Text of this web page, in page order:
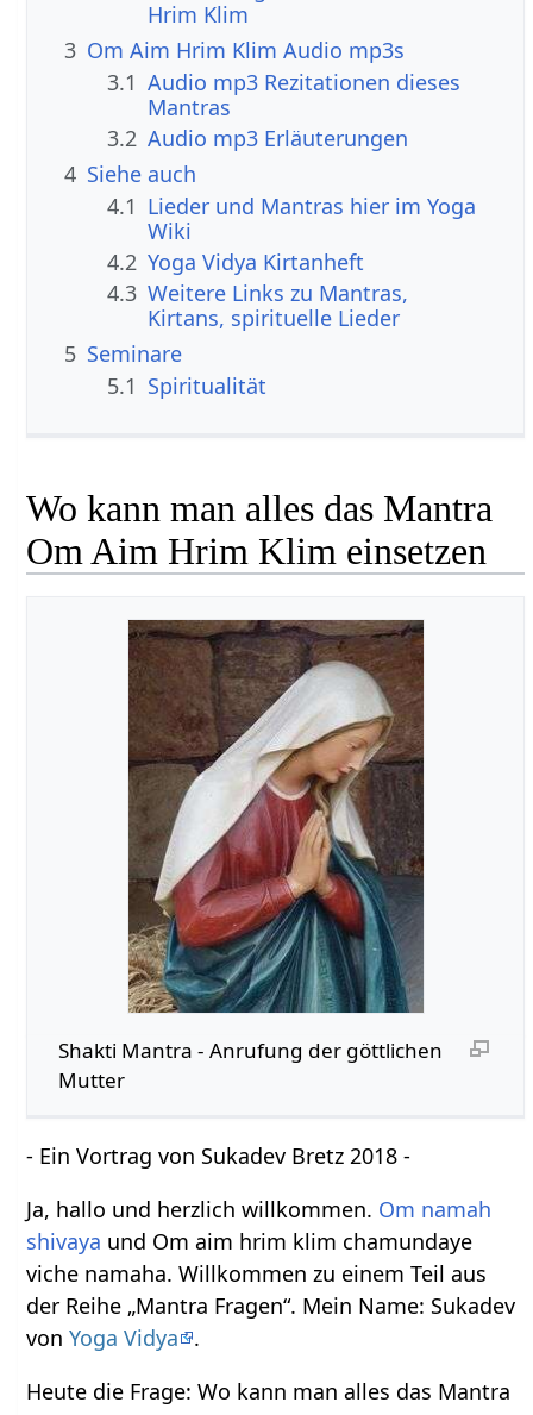
Hrim Klim
3 Om Aim Hrim Klim Audio mp3s
3.1 Audio mp3 Rezitationen dieses
Mantras
3.2 Audio mp3 Erläuterungen
4 Siehe auch
4.1 Lieder und Mantras hier im Yoga
Wiki
4.2 Yoga Vidya Kirtanheft
4.3 Weitere Links zu Mantras,
Kirtans, spirituelle Lieder
5 Seminare
5.1 Spiritualität
Wo kann man alles das Mantra
Om Aim Hrim Klim einsetzen
Shakti Mantra - Anrufung der göttlichen
Mutter
- Ein Vortrag von Sukadev Bretz 2018 -
Ja, hallo und herzlich willkommen. Om namah
shivaya und Om aim hrim klim chamundaye
viche namaha. Willkommen zu einem Teil aus
der Reihe „Mantra Fragen“. Mein Name: Sukadev
vonYoga Vidya
.
Heute die Frage: Wo kann man alles das Mantra